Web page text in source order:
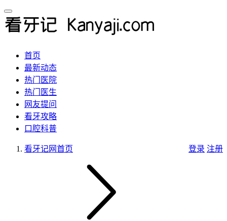
首页
最新动态
热门医院
热门医生
网友提问
看牙攻略
口腔科普
登录 注册
看牙记网首页